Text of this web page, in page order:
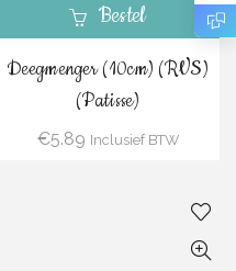
Bestel
Deegmenger (10cm) (RVS)
(Patisse)
€5.89 Inclusief BTW